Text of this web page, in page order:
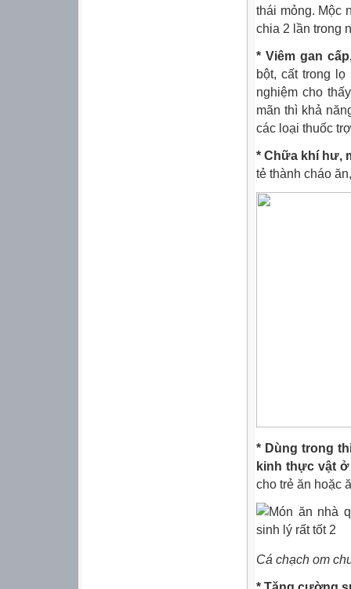
thái mỏng. Mộc
chia 2 lần trong
* Viêm gan
bột, cất trong
nghiệm cho
mãn thì khả
các loại thuốc
* Chữa khí hư,
tẻ thành cháo
* Dùng trong
kinh thực vật
cho trẻ ăn hoặc
Cá chạch om